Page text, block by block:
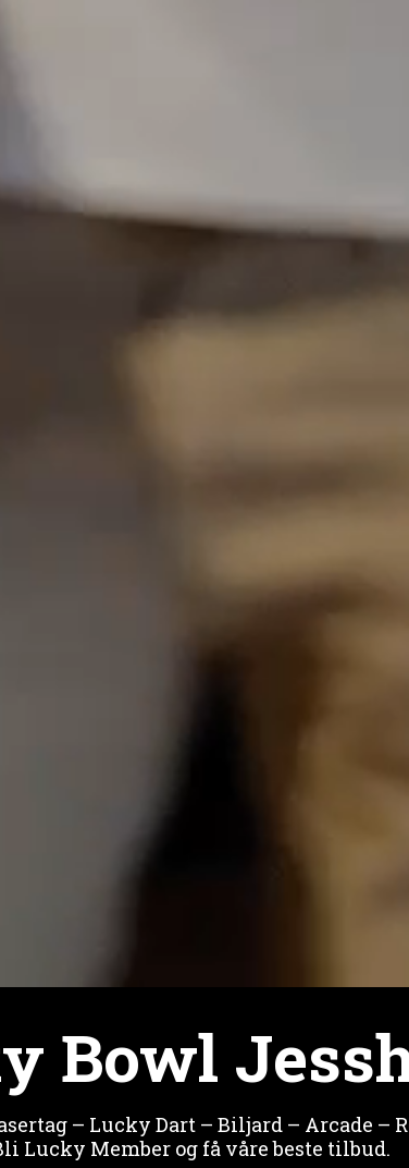
Bowl
– Lucky Dart – Biljard – Arcade –
Lucky Member og få våre beste tilbud.